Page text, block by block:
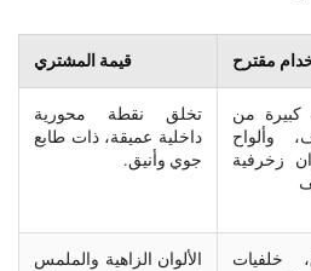
مقترح قيمة المشتري
كبيرة من
وألواح
زخرفية
تخلق نقطة محورية
داخلية عميقة، ذات طابع
جوي وأنيق.
خلفيات
الألوان الزاهية والملمس